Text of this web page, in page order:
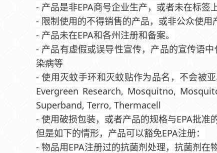
- 产品是非EPA商号企业生产，或者未在标签
- 限制使用的不得销售的产品，或非公众使用
- 产品未在EPA和各州注册和备案。
- 产品有虚假或误导性宣传，产品的宣传语中
染病等
- 使用灭蚊手环和灭蚊贴作为品名，不会被
Evergreen Research, Mosquitno,
Superband, Terro, Thermacell
- 使用破损包装，或者产品的规格与EPA批准
但是如下的情形，产品可以豁免EPA注册：
- 物品用EPA注册过的抗菌剂处理，抗菌剂在